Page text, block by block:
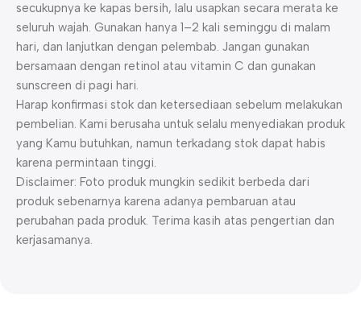
secukupnya ke kapas bersih, lalu usapkan secara merata ke
seluruh wajah. Gunakan hanya 1–2 kali seminggu di malam
hari, dan lanjutkan dengan pelembab. Jangan gunakan
bersamaan dengan retinol atau vitamin C dan gunakan
sunscreen di pagi hari.
Harap konfirmasi stok dan ketersediaan sebelum melakukan
pembelian. Kami berusaha untuk selalu menyediakan produk
yang Kamu butuhkan, namun terkadang stok dapat habis
karena permintaan tinggi.
Disclaimer: Foto produk mungkin sedikit berbeda dari
produk sebenarnya karena adanya pembaruan atau
perubahan pada produk. Terima kasih atas pengertian dan
kerjasamanya.